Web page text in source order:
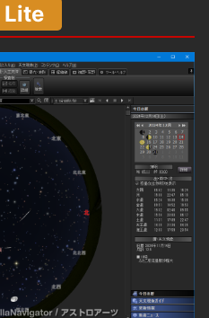
Lite